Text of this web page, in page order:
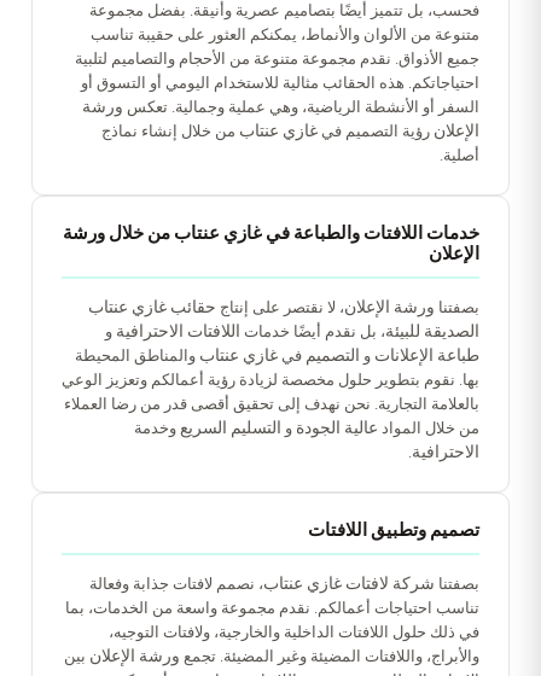
فحسب، بل تتميز أيضًا بتصاميم عصرية وأنيقة. بفضل مجموعة
متنوعة من الألوان والأنماط، يمكنكم العثور على حقيبة تناسب
جميع الأذواق. نقدم مجموعة متنوعة من الأحجام والتصاميم لتلبية
احتياجاتكم. هذه الحقائب مثالية للاستخدام اليومي أو التسوق أو
السفر أو الأنشطة الرياضية، وهي عملية وجمالية. تعكس ورشة
الإعلان رؤية التصميم في غازي عنتاب من خلال إنشاء نماذج
أصلية.
خدمات اللافتات والطباعة في غازي عنتاب من خلال ورشة
الإعلان
بصفتنا ورشة الإعلان، لا نقتصر على إنتاج حقائب غازي عنتاب
الصديقة للبيئة، بل نقدم أيضًا خدمات اللافتات الاحترافية و
طباعة الإعلانات و التصميم في غازي عنتاب والمناطق المحيطة
بها. نقوم بتطوير حلول مخصصة لزيادة رؤية أعمالكم وتعزيز الوعي
بالعلامة التجارية. نحن نهدف إلى تحقيق أقصى قدر من رضا العملاء
من خلال المواد عالية الجودة و التسليم السريع وخدمة
الاحترافية.
تصميم وتطبيق اللافتات
بصفتنا شركة لافتات غازي عنتاب، نصمم لافتات جذابة وفعالة
تناسب احتياجات أعمالكم. نقدم مجموعة واسعة من الخدمات، بما
في ذلك حلول اللافتات الداخلية والخارجية، ولافتات التوجيه،
والأبراج، واللافتات المضيئة وغير المضيئة. تجمع ورشة الإعلان بين